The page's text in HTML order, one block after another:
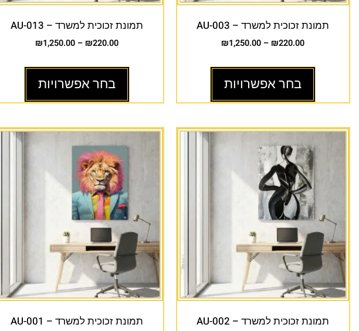
תמונת זכוכית למשרד – AU-003
₪220.00
–
₪1,250.00
בחר אפשרויות
תמונת זכוכית למשרד – AU-013
₪220.00
–
₪1,250.00
בחר אפשרויות
תמונת זכוכית למשרד – AU-002 תמונת זכוכית למשרד – AU-001